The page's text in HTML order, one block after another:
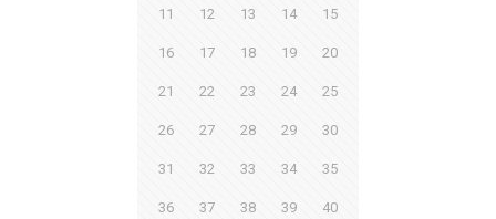
11 12 13 14 15
16 17 18 19 20
21 22 23 24 25
26 27 28 29 30
31 32 33 34 35
36 37 38 39 40